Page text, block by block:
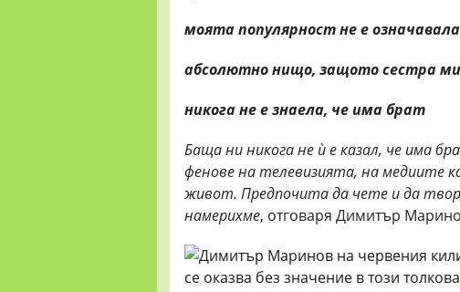
моятапопулярностне е означавала
абсолютно нищо, защото сестра ми
никога не езнаела, че има брат
Баща ни никога не ѝ е казал, че има
фенове на телевизията, на медиите
живот. Предпочита да чете и да
намерихме, отговаря Димитър